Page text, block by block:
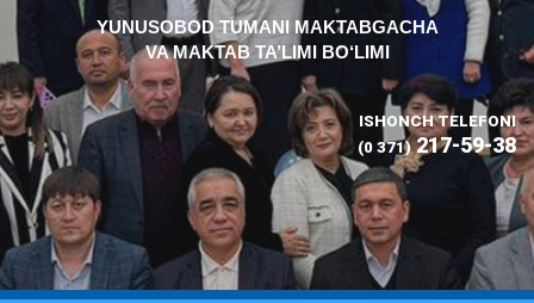
YUNUSOBOD TUMANI MAKTABGACHA
VA MAKTAB TA’LIMI BO‘LIMI
ISHONCH TELEFONI
(0 371)217-59-38